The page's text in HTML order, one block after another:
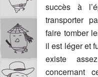
succès à
transporter
faire tomber
il est léger et
existe
concernant